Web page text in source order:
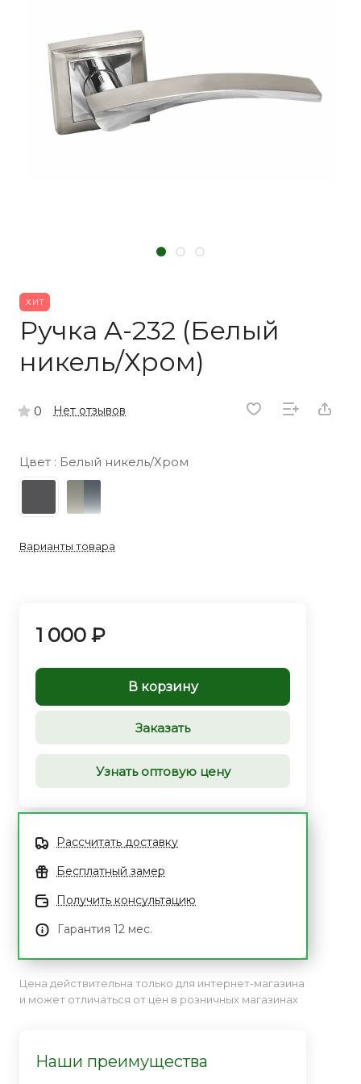
ХИТ
Ручка A-232 (Белый
никель/Хром)
0 Нет отзывов
Цвет : Белый никель/Хром
Варианты товара
1 000 ₽
В корзину
Заказать
Узнать оптовую цену
Рассчитать доставку
Бесплатный замер
Получить консультацию
Гарантия 12 мес.
Цена действительна только для интернет-магазина
и может отличаться от цен в розничных магазинах
Наши преимущества